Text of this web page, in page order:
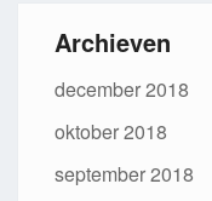
Archieven
december 2018
oktober 2018
september 2018